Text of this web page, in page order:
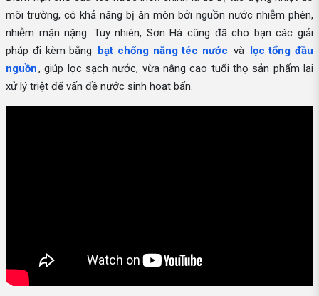
môi trường, có khả năng bị ăn mòn bởi nguồn nước nhiễm phèn,
nhiễm mặn nặng. Tuy nhiên, Sơn Hà cũng đã cho bạn các giải
pháp đi kèm bằng bạt chống nắng téc nước và lọc tổng đầu
nguồn, giúp lọc sạch nước, vừa nâng cao tuổi thọ sản phẩm lại
xử lý triệt để vấn đề nước sinh hoạt bẩn.